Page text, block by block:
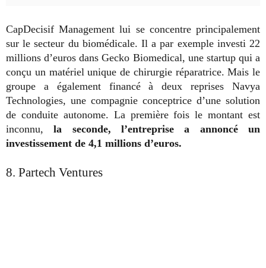
CapDecisif Management lui se concentre principalement
sur le secteur du biomédicale. Il a par exemple investi 22
millions d’euros dans Gecko Biomedical, une startup qui a
conçu un matériel unique de chirurgie réparatrice. Mais le
groupe a également financé à deux reprises Navya
Technologies, une compagnie conceptrice d’une solution
de conduite autonome. La première fois le montant est
inconnu,la seconde, l’entreprise a annoncé un
investissement de 4,1 millions d’euros.
8. Partech Ventures